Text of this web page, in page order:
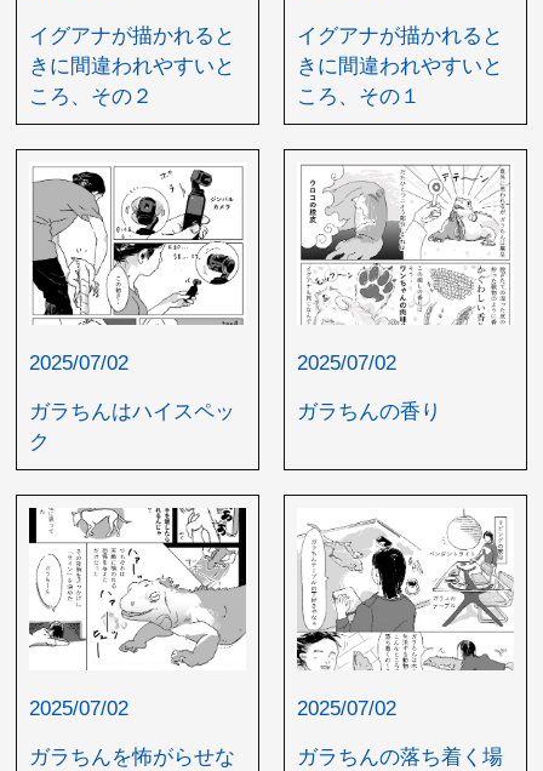
イグアナが描かれると
きに間違われやすいと
ころ、その２
イグアナが描かれると
きに間違われやすいと
ころ、その１
2025/07/02
ガラちんはハイスペッ
ク
2025/07/02
ガラちんの香り
2025/07/02
ガラちんを怖がらせな
2025/07/02
ガラちんの落ち着く場